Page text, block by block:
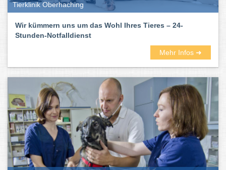
Tierklinik Oberhaching
Wir kümmern uns um das Wohl Ihres Tieres – 24-
Stunden-Notfalldienst
Mehr Infos ➜